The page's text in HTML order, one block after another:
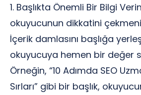
1. Başlıkta Önemli Bir Bilgi
okuyucunun dikkatini
İçerik damlasını başlığa
okuyucuya hemen bir değer
Örneğin, “10 Adımda SEO
Sırları” gibi bir başlık,